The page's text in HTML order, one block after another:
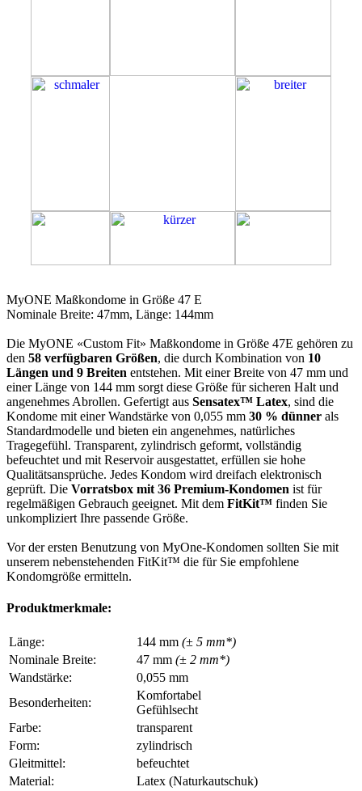
MyONE Maßkondome in Größe 47 E
Nominale Breite: 47mm, Länge: 144mm
Die MyONE «Custom Fit» Maßkondome in Größe 47E gehören zu
den 58 verfügbaren Größen, die durch Kombination von 10
Längen und 9 Breiten entstehen. Mit einer Breite von 47 mm und
einer Länge von 144 mm sorgt diese Größe für sicheren Halt und
angenehmes Abrollen. Gefertigt aus Sensatex™ Latex, sind die
Kondome mit einer Wandstärke von 0,055 mm 30 % dünner als
Standardmodelle und bieten ein angenehmes, natürliches
Tragegefühl. Transparent, zylindrisch geformt, vollständig
befeuchtet und mit Reservoir ausgestattet, erfüllen sie hohe
Qualitätsansprüche. Jedes Kondom wird dreifach elektronisch
geprüft. Die Vorratsbox mit 36 Premium-Kondomen ist für
regelmäßigen Gebrauch geeignet. Mit dem FitKit™ finden Sie
unkompliziert Ihre passende Größe.
Vor der ersten Benutzung von MyOne-Kondomen sollten Sie mit
unserem nebenstehenden FitKit™ die für Sie empfohlene
Kondomgröße ermitteln.
Produktmerkmale:
Länge: 144 mm (± 5 mm*)
Nominale Breite:
47 mm (± 2 mm*)
Wandstärke:
0,055 mm
Besonderheiten:
Komfortabel
Gefühlsecht
Farbe:
transparent
Form:
zylindrisch
Gleitmittel:
befeuchtet
Material:
Latex (Naturkautschuk)